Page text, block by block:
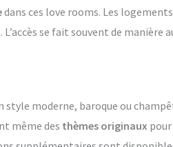
dans ces love rooms. Les
se fait souvent de manière
style moderne, baroque ou
même des thèmes originaux